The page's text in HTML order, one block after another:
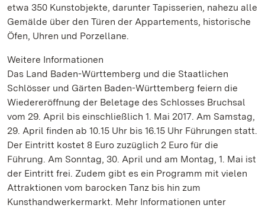
etwa 350 Kunstobjekte, darunter Tapisserien, nahezu alle
Gemälde über den Türen der Appartements, historische
Öfen, Uhren und Porzellane.
Weitere Informationen
Das Land Baden-Württemberg und die Staatlichen
Schlösser und Gärten Baden-Württemberg feiern die
Wiedereröffnung der Beletage des Schlosses Bruchsal
vom 29. April bis einschließlich 1. Mai 2017. Am Samstag,
29. April finden ab 10.15 Uhr bis 16.15 Uhr Führungen statt.
Der Eintritt kostet 8 Euro zuzüglich 2 Euro für die
Führung. Am Sonntag, 30. April und am Montag, 1. Mai ist
der Eintritt frei. Zudem gibt es ein Programm mit vielen
Attraktionen vom barocken Tanz bis hin zum
Kunsthandwerkermarkt. Mehr Informationen unter